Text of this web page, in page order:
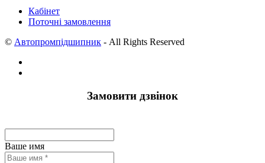
Кабінет
Поточні замовлення
© Автопромпідшипник - All Rights Reserved
Замовити дзвінок
Ваше имя